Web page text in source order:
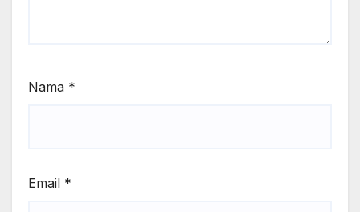
Nama *
Email *